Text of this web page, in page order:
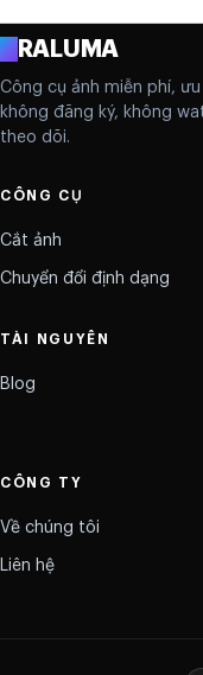
ARALUMA
Công cụ ảnh miễn phí,
không đăng ký, không
theo dõi.
CÔNG CỤ
Cắt ảnh
Chuyển đổi định dạng
TÀI NGUYÊN
Blog
CÔNG TY
Về chúng tôi
Liên hệ